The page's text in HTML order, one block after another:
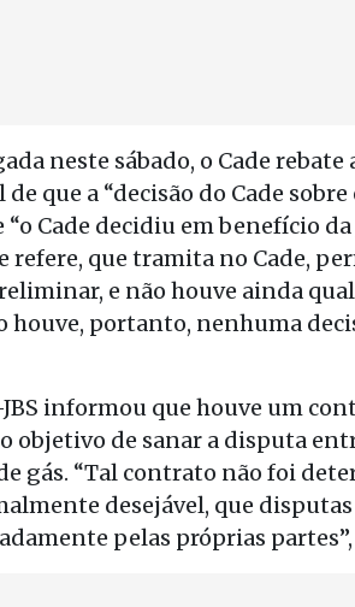
neste sábado, o Cade
de que a “decisão do Cade
“o Cade decidiu em benefício
refere, que tramita no Cade,
e não houve ainda
houve, portanto, nenhuma
JBS informou que houve um
objetivo de sanar a disputa
gás. “Tal contrato não foi
desejável, que
pelas próprias